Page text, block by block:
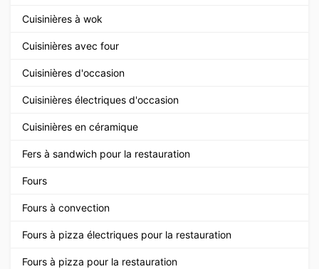
Cuisinières à wok
Cuisinières avec four
Cuisinières d'occasion
Cuisinières électriques d'occasion
Cuisinières en céramique
Fers à sandwich pour la restauration
Fours
Fours à convection
Fours à pizza électriques pour la restauration
Fours à pizza pour la restauration